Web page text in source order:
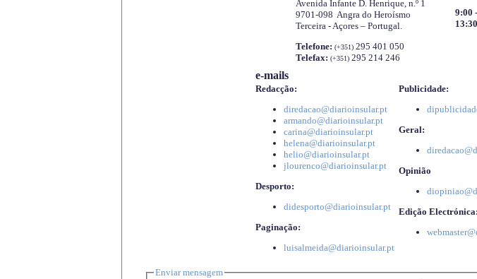
Avenida Infante D. Henrique, n.º 1
9701-098 Angra do Heroísmo
Terceira - Açores – Portugal.
Telefone: (+351)295 401 050
Telefax: (+351)295 214 246
9:00
e-mails
Redacção:
diredacao@diarioinsular.pt
armando@diarioinsular.pt
carina@diarioinsular.pt
helena@diarioinsular.pt
helio@diarioinsular.pt
jlourenco@diarioinsular.pt
Desporto:
didesporto@diarioinsular.pt
Paginação:
luisalmeida@diarioinsular.pt
Publicidade:
Geral:
Opinião
Edição Electrónica:
Enviar mensagem